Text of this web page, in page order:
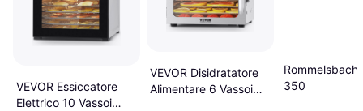
VEVOR Essiccatore
Elettrico 10 Vassoi
VEVOR Disidratatore
Alimentare 6 Vassoi
350